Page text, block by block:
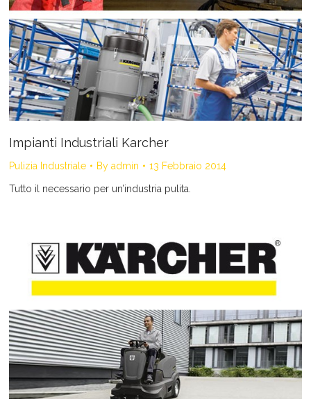
Impianti Industriali Karcher
Pulizia Industriale By admin 13 Febbraio 2014
Tutto il necessario per un’industria pulita.